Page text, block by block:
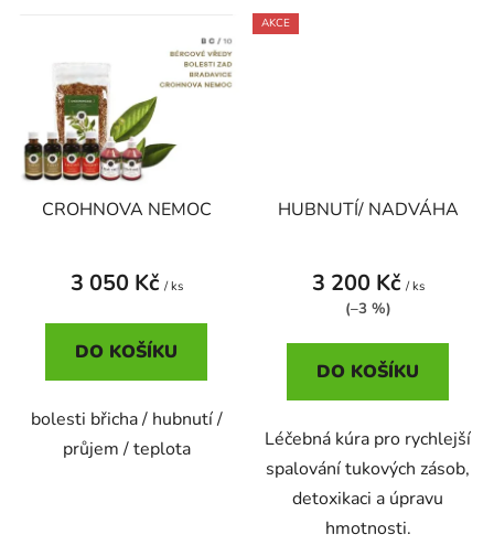
CROHNOVA NEMOC
3 050 Kč / ks
DO KOŠÍKU
bolesti břicha / hubnutí /
průjem / teplota
AKCE
HUBNUTÍ/ NADVÁHA
3 200 Kč / ks
(–3 %)
DO KOŠÍKU
Léčebná kúra pro rychlejší
spalování tukových zásob,
detoxikaci a úpravu
hmotnosti.